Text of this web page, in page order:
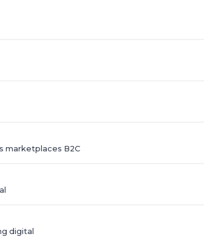
marketplaces B2C
digital